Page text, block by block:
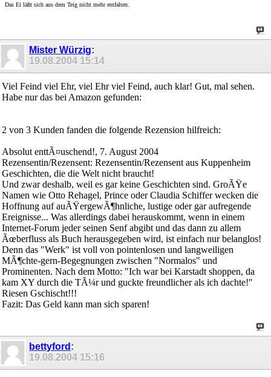
Das Ei läßt sich aus dem Teig nicht mehr entfalten.
Mister Würzig:
19.08.2004 15:14
Viel Feind viel Ehr, viel Ehr viel Feind, auch klar! Gut, mal sehen.
Habe nur das bei Amazon gefunden:
2 von 3 Kunden fanden die folgende Rezension hilfreich:
Absolut enttÃ¤uschend!, 7. August 2004
Rezensentin/Rezensent: Rezensentin/Rezensent aus Kuppenheim
Geschichten, die die Welt nicht braucht!
Und zwar deshalb, weil es gar keine Geschichten sind. GroÃŸe
Namen wie Otto Rehagel, Prince oder Claudia Schiffer wecken die
Hoffnung auf auÃŸergewÃ¶hnliche, lustige oder gar aufregende
Ereignisse... Was allerdings dabei herauskommt, wenn in einem
Internet-Forum jeder seinen Senf abgibt und das dann zu allem
Ãœberfluss als Buch herausgegeben wird, ist einfach nur belanglos!
Denn das "Werk" ist voll von pointenlosen und langweiligen
MÃ¶chte-gern-Begegnungen zwischen "Normalos" und
Prominenten. Nach dem Motto: "Ich war bei Karstadt shoppen, da
kam XY durch die TÃ¼r und guckte freundlicher als ich dachte!"
Riesen Gschischt!!!
Fazit: Das Geld kann man sich sparen!
bettyford :
19.08.2004 15:16